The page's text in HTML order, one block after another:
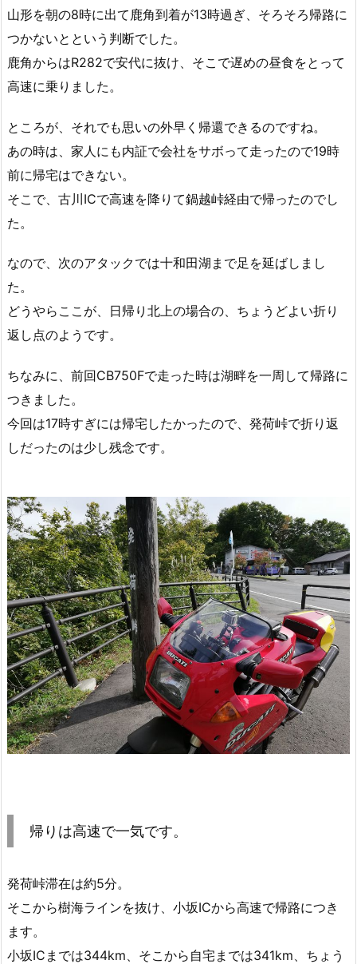
山形を朝の8時に出て鹿角到着が13時過ぎ、そろそろ帰路に
つかないとという判断でした。
鹿角からはR282で安代に抜け、そこで遅めの昼食をとって
高速に乗りました。
ところが、それでも思いの外早く帰還できるのですね。
あの時は、家人にも内証で会社をサボって走ったので19時
前に帰宅はできない。
そこで、古川ICで高速を降りて鍋越峠経由で帰ったのでし
た。
なので、次のアタックでは十和田湖まで足を延ばしまし
た。
どうやらここが、日帰り北上の場合の、ちょうどよい折り
返し点のようです。
ちなみに、前回CB750Fで走った時は湖畔を一周して帰路に
つきました。
今回は17時すぎには帰宅したかったので、発荷峠で折り返
しだったのは少し残念です。
帰りは高速で一気です。
発荷峠滞在は約5分。
そこから樹海ラインを抜け、小坂ICから高速で帰路につき
ます。
小坂ICまでは344km、そこから自宅までは341km、ちょう